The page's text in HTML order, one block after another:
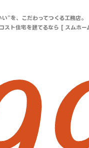
”を、こだわってつくる工務店。
スト住宅を建てるなら [ スムホー